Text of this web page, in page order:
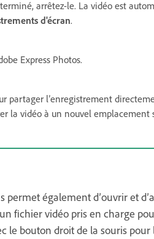
arrêtez-le. La vidéo est
d'écran.
Express Photos.
partager l’enregistrement
la vidéo à un nouvel emplacement
permet également d’ouvrir et
fichier vidéo pris en charge
le bouton droit de la souris